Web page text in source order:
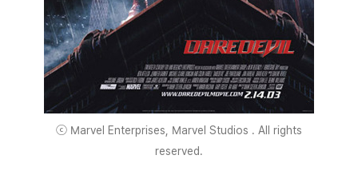
ⓒ Marvel Enterprises, Marvel Studios . All rights
reserved.